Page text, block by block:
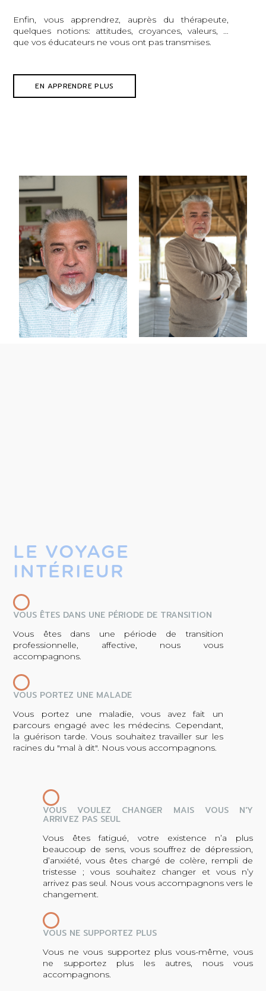
Enfin, vous apprendrez, auprès du thérapeute,
quelques notions: attitudes, croyances, valeurs, …
que vos éducateurs ne vous ont pas transmises.
EN APPRENDRE PLUS
LE VOYAGE
INTÉRIEUR
VOUS ÊTES DANS UNE PÉRIODE DE TRANSITION
Vous êtes dans une période de transition
professionnelle, affective, nous vous
accompagnons.
VOUS PORTEZ UNE MALADE
Vous portez une maladie, vous avez fait un
parcours engagé avec les médecins. Cependant,
la guérison tarde. Vous souhaitez travailler sur les
racines du "mal à dit". Nous vous accompagnons.
VOUS VOULEZ CHANGER MAIS VOUS N'Y
ARRIVEZ PAS SEUL
Vous êtes fatigué, votre existence n’a plus
beaucoup de sens, vous souffrez de dépression,
d’anxiété, vous êtes chargé de colère, rempli de
tristesse ; vous souhaitez changer et vous n’y
arrivez pas seul. Nous vous accompagnons vers le
changement.
VOUS NE SUPPORTEZ PLUS
Vous ne vous supportez plus vous-même, vous
ne supportez plus les autres, nous vous
accompagnons.